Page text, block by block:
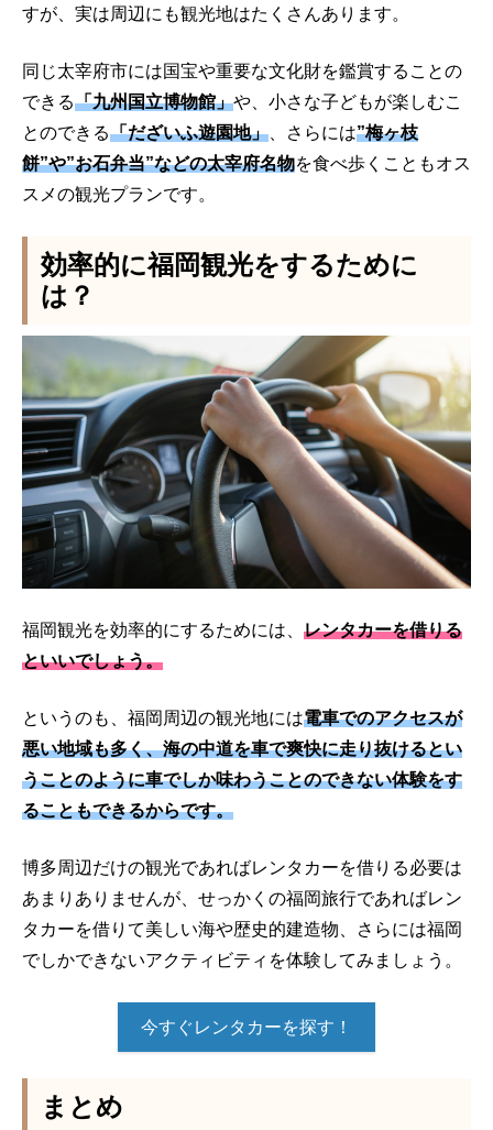
すが、実は周辺にも観光地はたくさんあります。
同じ太宰府市には国宝や重要な文化財を鑑賞することの
できる「九州国立博物館」や、小さな子どもが楽しむこ
とのできる「だざいふ遊園地」 、さらには”梅ヶ枝
餅”や”お石弁当”などの太宰府名物を食べ歩くこともオス
スメの観光プランです。
効率的に福岡観光をするために
は？
福岡観光を効率的にするためには、 レンタカーを借りる
といいでしょう。
というのも、福岡周辺の観光地には電車でのアクセスが
悪い地域も多く、海の中道を車で爽快に走り抜けるとい
うことのように車でしか味わうことのできない体験をす
ることもできるからです。
博多周辺だけの観光であればレンタカーを借りる必要は
あまりありませんが、せっかくの福岡旅行であればレン
タカーを借りて美しい海や歴史的建造物、さらには福岡
でしかできないアクティビティを体験してみましょう。
今すぐレンタカーを探す！
まとめ